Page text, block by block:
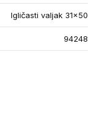
Igličasti valjak 31x50
94248